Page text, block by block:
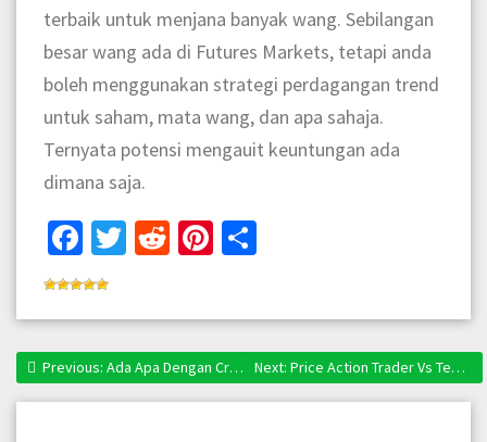
terbaik untuk menjana banyak wang. Sebilangan
besar wang ada di Futures Markets, tetapi anda
boleh menggunakan strategi perdagangan trend
untuk saham, mata wang, dan apa sahaja.
Ternyata potensi mengauit keuntungan ada
dimana saja.
Facebook
Twitter
RedditPinterest
Navigasi
Previous: Previous post:
Ada Apa Dengan Crypto Currency ? Next: Next post:
Price Action Trader Vs Technical Indicator Trader